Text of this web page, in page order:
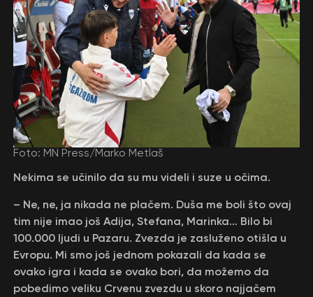
Foto: MN Press/Marko Metlaš
Nekima se učinilo da su mu videli i suze u očima.
– Ne, ne, ja nikada ne plačem. Duša me boli što ovaj
tim nije imao još Adija, Stefana, Marinka… Bilo bi
100.000 ljudi u Pazaru. Zvezda je zasluženo otišla u
Evropu. Mi smo još jednom pokazali da kada se
ovako igra i kada se ovako bori, da možemo da
pobedimo veliku Crvenu zvezdu u skoro najjačem